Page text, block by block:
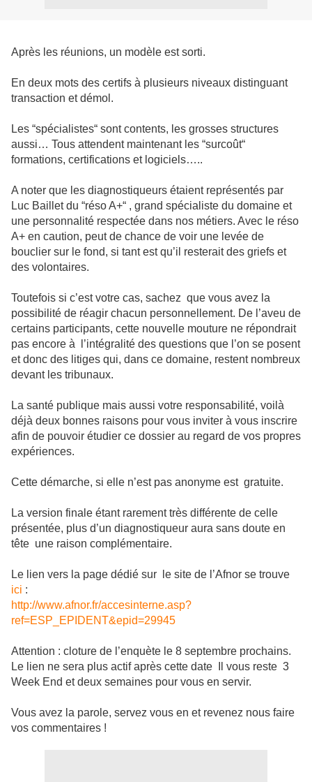
Après les réunions, un modèle est sorti.
En deux mots des certifs à plusieurs niveaux distinguant
transaction et démol.
Les “spécialistes“ sont contents, les grosses structures
aussi… Tous attendent maintenant les “surcoût“
formations, certifications et logiciels…..
A noter que les diagnostiqueurs étaient représentés par
Luc Baillet du “réso A+“ , grand spécialiste du domaine et
une personnalité respectée dans nos métiers. Avec le réso
A+ en caution, peut de chance de voir une levée de
bouclier sur le fond, si tant est qu’il resterait des griefs et
des volontaires.
Toutefois si c’est votre cas, sachez que vous avez la
possibilité de réagir chacun personnellement. De l’aveu de
certains participants, cette nouvelle mouture ne répondrait
pas encore à l’intégralité des questions que l’on se posent
et donc des litiges qui, dans ce domaine, restent nombreux
devant les tribunaux.
La santé publique mais aussi votre responsabilité, voilà
déjà deux bonnes raisons pour vous inviter à vous inscrire
afin de pouvoir étudier ce dossier au regard de vos propres
expériences.
Cette démarche, si elle n’est pas anonyme est gratuite.
La version finale étant rarement très différente de celle
présentée, plus d’un diagnostiqueur aura sans doute en
tête une raison complémentaire.
Le lien vers la page dédié sur le site de l’Afnor se trouve
ici :
http://www.afnor.fr/accesinterne.asp?
ref=ESP_EPIDENT&epid=29945
Attention : cloture de l’enquète le 8 septembre prochains.
Le lien ne sera plus actif après cette date Il vous reste 3
Week End et deux semaines pour vous en servir.
Vous avez la parole, servez vous en et revenez nous faire
vos commentaires !